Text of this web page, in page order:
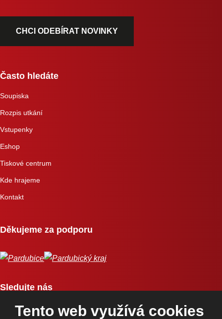
CHCI ODEBÍRAT NOVINKY
Často hledáte
Soupiska
Rozpis utkání
Vstupenky
Eshop
Tiskové centrum
Kde hrajeme
Kontakt
Děkujeme za podporu
Sledujte nás
Tento web využívá cookies